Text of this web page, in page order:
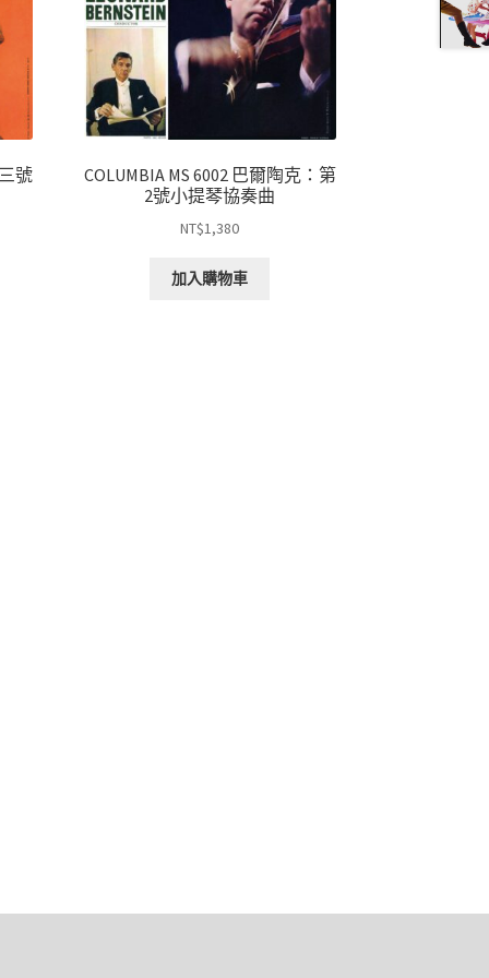
號
COLUMBIA MS 6002 巴爾陶克：第
2號小提琴協奏曲
NT$1,380
加入購物車